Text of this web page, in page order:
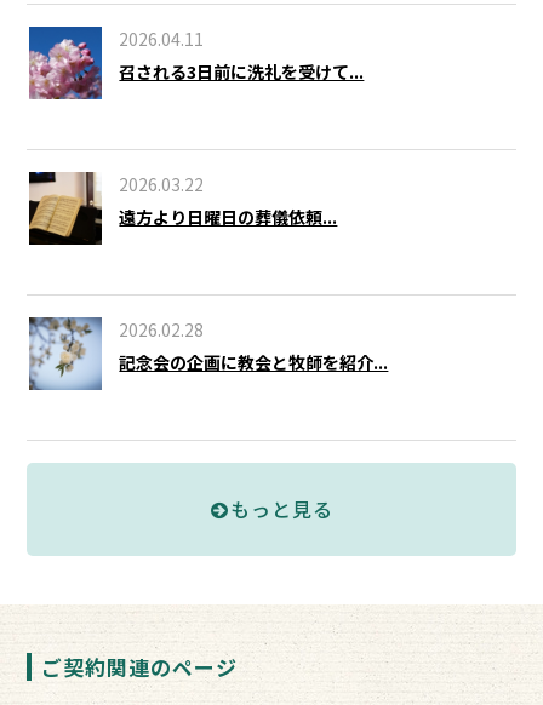
2026.04.11
召される3日前に洗礼を受けて...
2026.03.22
遠方より日曜日の葬儀依頼...
2026.02.28
記念会の企画に教会と牧師を紹介...
もっと見る
ご契約関連のページ